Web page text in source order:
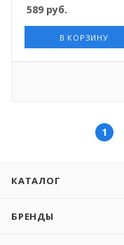
589 руб.
В КОРЗИНУ
1
КАТАЛОГ
БРЕНДЫ